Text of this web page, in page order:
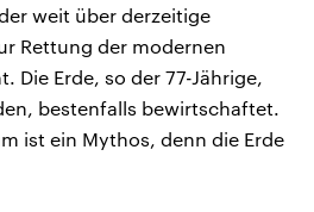
weit über derzeitige
Rettung der modernen
Die Erde, so der 77-Jährige,
bestenfalls bewirtschaftet.
ist ein Mythos, denn die Erde